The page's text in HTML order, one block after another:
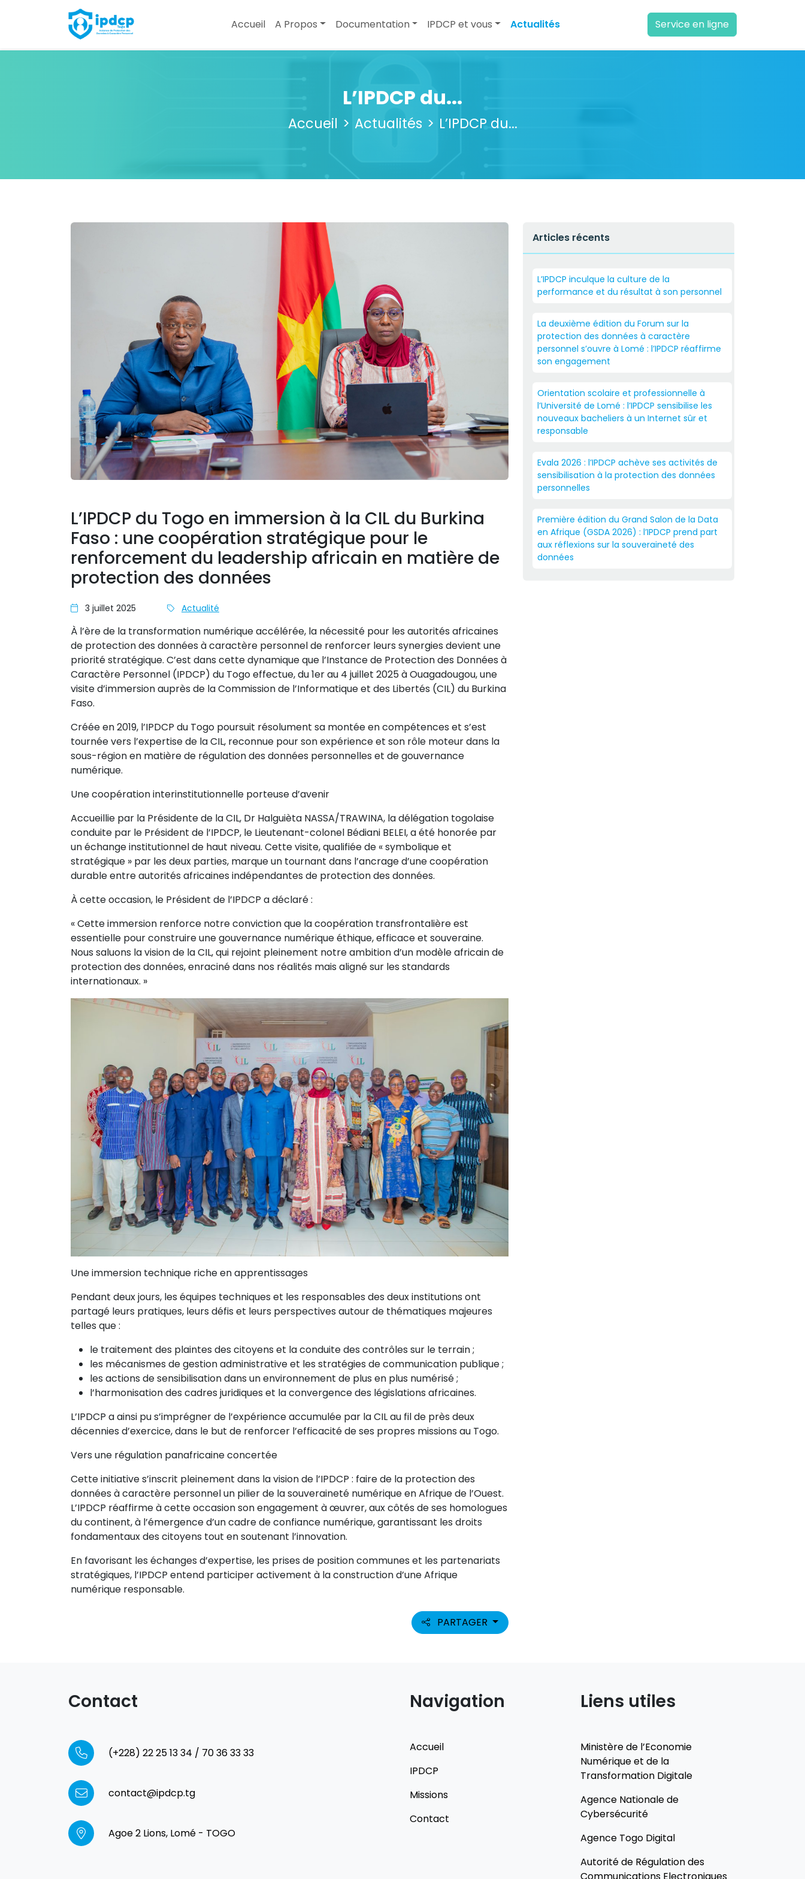
IPDCP Accueil A Propos Documentation IPDCP et vous Actualités Service en ligne
L’IPDCP du...
Accueil Actualités L’IPDCP du...
L’IPDCP du Togo en immersion à la CIL du Burkina
Faso : une coopération stratégique pour le
renforcement du leadership africain en matière de
protection des données
3 juillet 2025 Actualité
À l’ère de la transformation numérique accélérée, la nécessité pour les autorités africaines
de protection des données à caractère personnel de renforcer leurs synergies devient une
priorité stratégique. C’est dans cette dynamique que l’Instance de Protection des Données à
Caractère Personnel (IPDCP) du Togo effectue, du 1er au 4 juillet 2025 à Ouagadougou, une
visite d’immersion auprès de la Commission de l’Informatique et des Libertés (CIL) du Burkina
Faso.
Créée en 2019, l’IPDCP du Togo poursuit résolument sa montée en compétences et s’est
tournée vers l’expertise de la CIL, reconnue pour son expérience et son rôle moteur dans la
sous-région en matière de régulation des données personnelles et de gouvernance
numérique.
Une coopération interinstitutionnelle porteuse d’avenir
Accueillie par la Présidente de la CIL, Dr Halguièta NASSA/TRAWINA, la délégation togolaise
conduite par le Président de l’IPDCP, le Lieutenant-colonel Bédiani BELEI, a été honorée par
un échange institutionnel de haut niveau. Cette visite, qualifiée de « symbolique et
stratégique » par les deux parties, marque un tournant dans l’ancrage d’une coopération
durable entre autorités africaines indépendantes de protection des données.
À cette occasion, le Président de l’IPDCP a déclaré :
« Cette immersion renforce notre conviction que la coopération transfrontalière est
essentielle pour construire une gouvernance numérique éthique, efficace et souveraine.
Nous saluons la vision de la CIL, qui rejoint pleinement notre ambition d’un modèle africain de
protection des données, enraciné dans nos réalités mais aligné sur les standards
internationaux. »
Une immersion technique riche en apprentissages
Pendant deux jours, les équipes techniques et les responsables des deux institutions ont
partagé leurs pratiques, leurs défis et leurs perspectives autour de thématiques majeures
telles que :
le traitement des plaintes des citoyens et la conduite des contrôles sur le terrain ;
les mécanismes de gestion administrative et les stratégies de communication publique ;
les actions de sensibilisation dans un environnement de plus en plus numérisé ;
l’harmonisation des cadres juridiques et la convergence des législations africaines.
L’IPDCP a ainsi pu s’imprégner de l’expérience accumulée par la CIL au fil de près deux
décennies d’exercice, dans le but de renforcer l’efficacité de ses propres missions au Togo.
Vers une régulation panafricaine concertée
Cette initiative s’inscrit pleinement dans la vision de l’IPDCP : faire de la protection des
données à caractère personnel un pilier de la souveraineté numérique en Afrique de l’Ouest.
L’IPDCP réaffirme à cette occasion son engagement à œuvrer, aux côtés de ses homologues
du continent, à l’émergence d’un cadre de confiance numérique, garantissant les droits
fondamentaux des citoyens tout en soutenant l’innovation.
En favorisant les échanges d’expertise, les prises de position communes et les partenariats
stratégiques, l’IPDCP entend participer activement à la construction d’une Afrique
numérique responsable.
PARTAGER
Articles récents
L’IPDCP inculque la culture de la
performance et du résultat à son personnel
La deuxième édition du Forum sur la
protection des données à caractère
personnel s’ouvre à Lomé : l’IPDCP réaffirme
son engagement
Orientation scolaire et professionnelle à
l’Université de Lomé : l’IPDCP sensibilise les
nouveaux bacheliers à un Internet sûr et
responsable
Evala 2026 : l’IPDCP achève ses activités de
sensibilisation à la protection des données
personnelles
Première édition du Grand Salon de la Data
en Afrique (GSDA 2026) : l’IPDCP prend part
aux réflexions sur la souveraineté des
données
Contact
(+228) 22 25 13 34 / 70 36 33 33
contact@ipdcp.tg
Agoe 2 Lions, Lomé - TOGO
Navigation
Accueil
IPDCP
Missions
Contact
Liens utiles
Ministère de l’Economie
Numérique et de la
Transformation Digitale
Agence Nationale de
Cybersécurité
Agence Togo Digital
Autorité de Régulation des